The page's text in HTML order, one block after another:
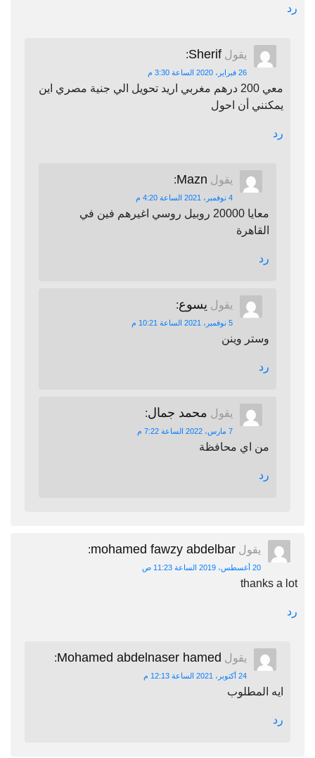
رد
يقول Sherif
:
26 فبراير، 2020 الساعة 3:30 م
معي 200 درهم مغربي اريد تحويل الي جنية مصري اين
يمكنني أن احول
رد
يقول Mazn
:
4 نوفمبر، 2021 الساعة 4:20 م
معايا 20000 روبيل روسي اغيرهم فين في
القاهرة
رد
يقول يسوع:
5 نوفمبر، 2021 الساعة 10:21 م
وستر وينن
رد
يقول محمد جمال:
7 مارس، 2022 الساعة 7:22 م
من اي محافظة
رد
يقول mohamed fawzy abdelbar
:
20 أغسطس، 2019 الساعة 11:23 ص
thanks a lot
رد
يقول Mohamed abdelnaser hamed
:
24 أكتوبر، 2021 الساعة 12:13 م
ايه المطلوب
رد